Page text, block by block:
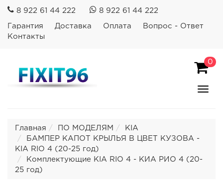
8 922 61 44 222 8 922 61 44 222
Гарантия Доставка Оплата
Вопрос - Ответ
Контакты
0
Главная ПО МОДЕЛЯМ
KIA
БАМПЕР КАПОТ КРЫЛЬЯ В ЦВЕТ КУЗОВА -
KIA RIO 4 (20-25 год)
Комплектующие KIA RIO 4 - КИА РИО 4 (20-
25 год)